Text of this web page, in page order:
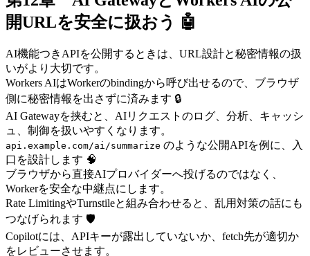
開URLを安全に扱おう 🤖
AI機能つきAPIを公開するときは、URL設計と秘密情報の扱
いがより大切です。
Workers AIはWorkerのbindingから呼び出せるので、ブラウザ
側に秘密情報を出さずに済みます 🔒
AI Gatewayを挟むと、AIリクエストのログ、分析、キャッシ
ュ、制御を扱いやすくなります。
api.example.com/ai/summarize のような公開APIを例に、入
口を設計します 🧠
ブラウザから直接AIプロバイダーへ投げるのではなく、
Workerを安全な中継点にします。
Rate LimitingやTurnstileと組み合わせると、乱用対策の話にも
つなげられます 🛡️
Copilotには、APIキーが露出していないか、fetch先が適切か
をレビューさせます。